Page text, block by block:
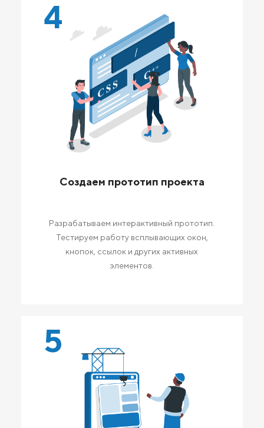
4
Создаем прототип проекта
Разрабатываем интерактивный прототип.
Тестируем работу всплывающих окон,
кнопок, ссылок и других активных
элементов.
5